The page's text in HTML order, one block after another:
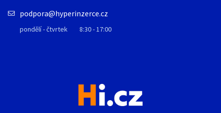
podpora@hyperinzerce.cz
pondělí - čtvrtek 8:30 - 17:00